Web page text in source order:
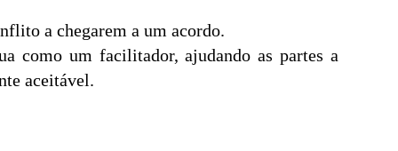
a chegarem a um acordo.
como um facilitador, ajudando as partes a
aceitável.